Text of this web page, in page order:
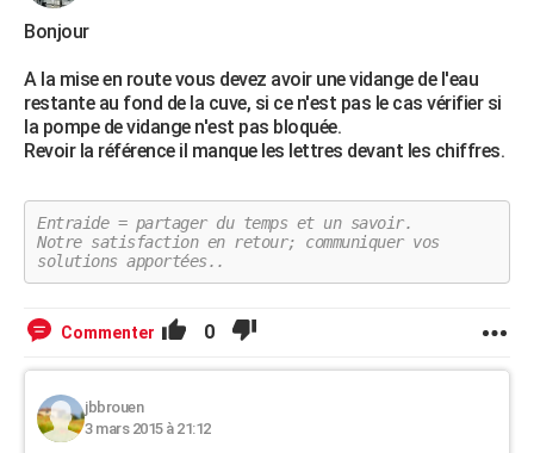
FORUM
Bricolage
Lifestyle
Culture
Sport
Auto
Television
Voyage
Cinema
Bonjour
A la mise en route vous devez avoir une vidange de l'eau
restante au fond de la cuve, si ce n'est pas le cas vérifier si
la pompe de vidange n'est pas bloquée.
Revoir la référence il manque les lettres devant les chiffres.
Entraide = partager du temps et un savoir.
Notre satisfaction en retour; communiquer vos
solutions apportées..
Commenter 0
jbbrouen
3 mars 2015 à 21:12